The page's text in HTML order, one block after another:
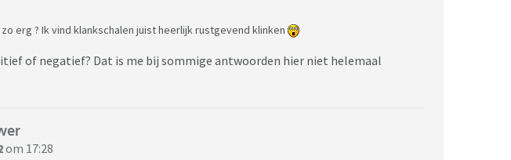
erg ? Ik vind klankschalen juist heerlijk rustgevend klinken
of negatief? Dat is me bij sommige antwoorden hier niet helemaal
om 17:28